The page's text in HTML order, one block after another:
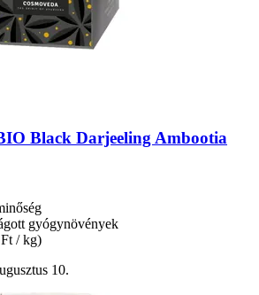
Black Darjeeling Ambootia
gyógynövények
/ kg)
10.